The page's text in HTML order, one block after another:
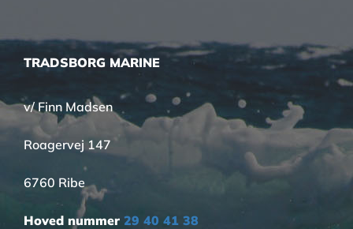
TRADSBORG MARINE
v/ Finn Madsen
Roagervej 147
6760 Ribe
Hoved nummer 29 40 41 38